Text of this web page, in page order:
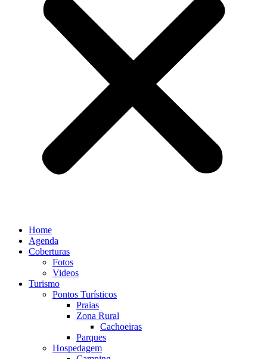
Home
Agenda
Coberturas
Fotos
Videos
Turismo
Pontos Turísticos
Praias
Zona Rural
Cachoeiras
Parques
Hospedagem